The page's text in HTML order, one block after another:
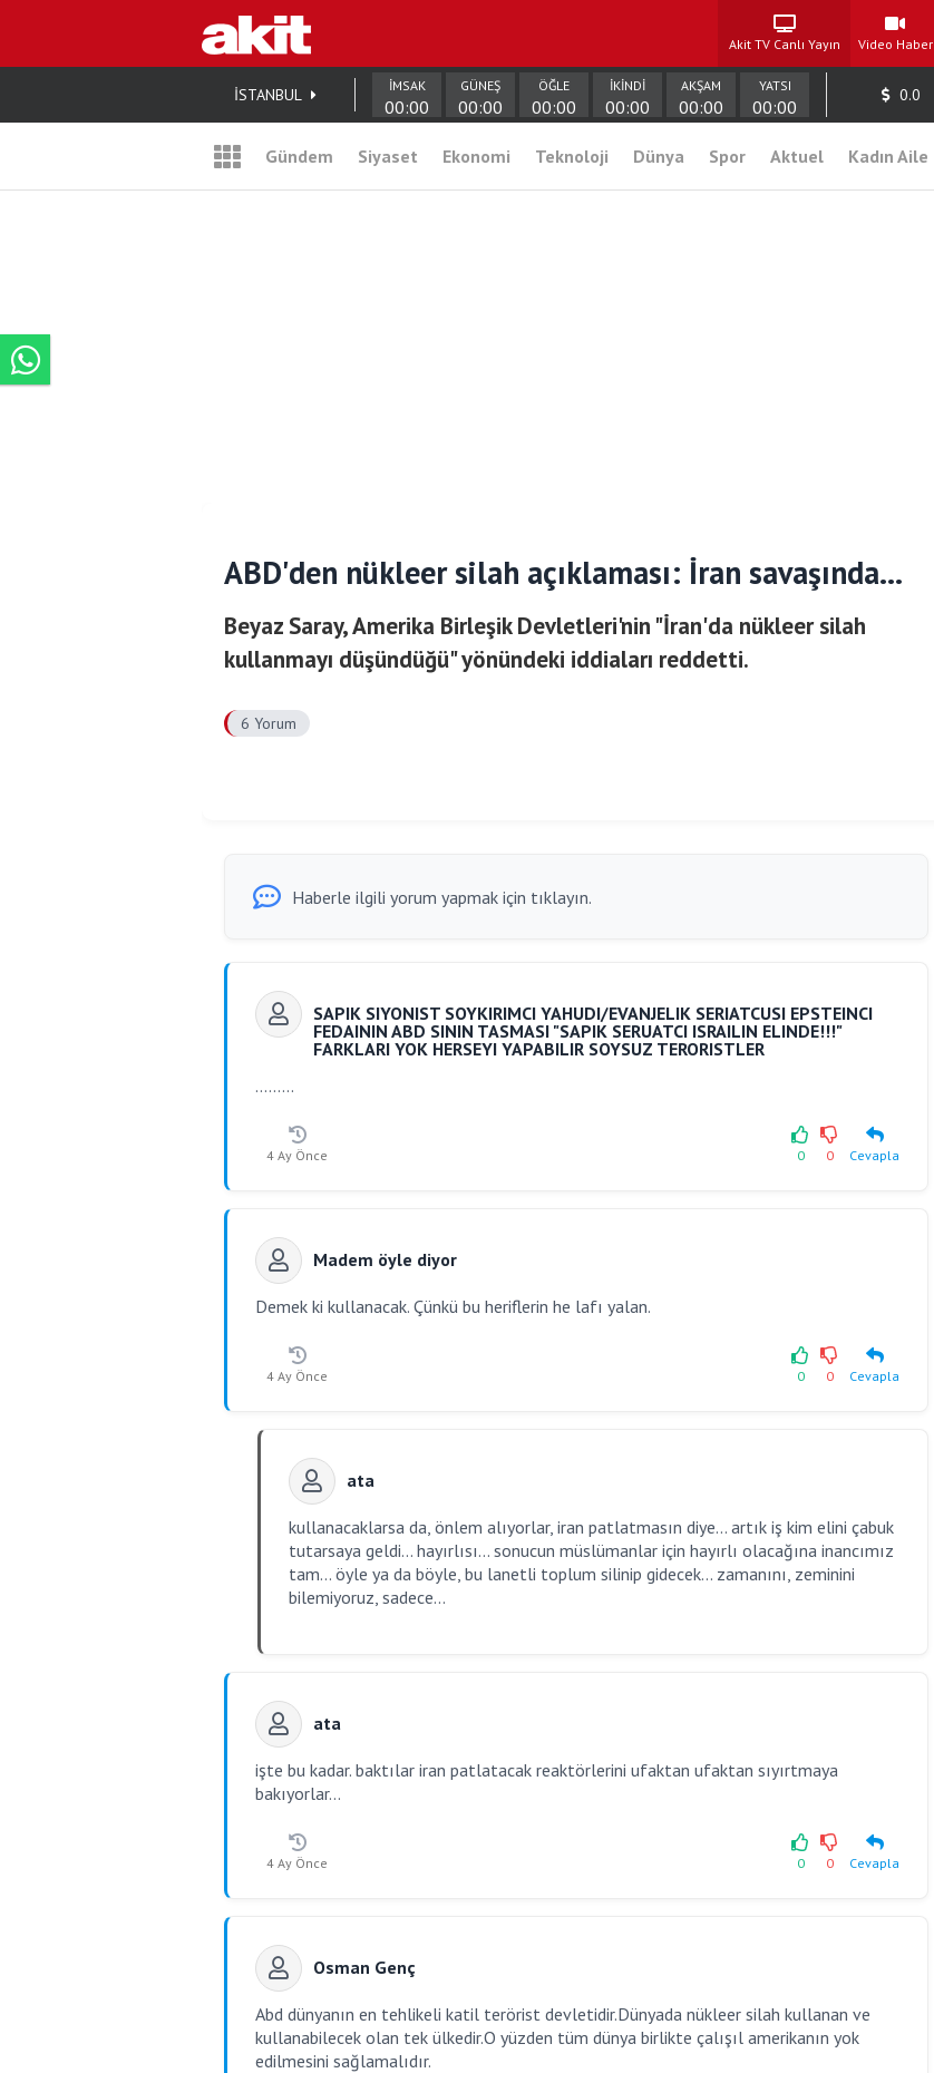
Akit TV Canlı Yayın Video Haber
İSTANBUL İMSAK
00:00
GÜNEŞ
00:00
ÖĞLE
00:00
İKİNDİ
00:00
AKŞAM
00:00
YATSI
00:00
0.0
Gündem Siyaset Ekonomi Teknoloji Dünya Spor Aktuel Kadın Aile
ABD'den nükleer silah açıklaması: İran savaşında...
Beyaz Saray, Amerika Birleşik Devletleri'nin "İran'da nükleer silah
kullanmayı düşündüğü" yönündeki iddiaları reddetti.
6 Yorum
Haberle ilgili yorum yapmak için tıklayın.
SAPIK SIYONIST SOYKIRIMCI YAHUDI/EVANJELIK SERIATCUSI EPSTEINCI
FEDAININ ABD SININ TASMASI "SAPIK SERUATCI ISRAILIN ELINDE!!!"
FARKLARI YOK HERSEYI YAPABILIR SOYSUZ TERORISTLER
.........
4 Ay Önce 0 0 Cevapla
Madem öyle diyor
Demek ki kullanacak. Çünkü bu heriflerin he lafı yalan.
4 Ay Önce 0 0 Cevapla
ata
kullanacaklarsa da, önlem alıyorlar, iran patlatmasın diye... artık iş kim elini çabuk
tutarsaya geldi... hayırlısı... sonucun müslümanlar için hayırlı olacağına inancımız
tam... öyle ya da böyle, bu lanetli toplum silinip gidecek... zamanını, zeminini
bilemiyoruz, sadece...
ata
işte bu kadar. baktılar iran patlatacak reaktörlerini ufaktan ufaktan sıyırtmaya
bakıyorlar...
4 Ay Önce 0 0 Cevapla
Osman Genç
Abd dünyanın en tehlikeli katil terörist devletidir.Dünyada nükleer silah kullanan ve
kullanabilecek olan tek ülkedir.O yüzden tüm dünya birlikte çalışıl amerikanın yok
edilmesini sağlamalıdır.